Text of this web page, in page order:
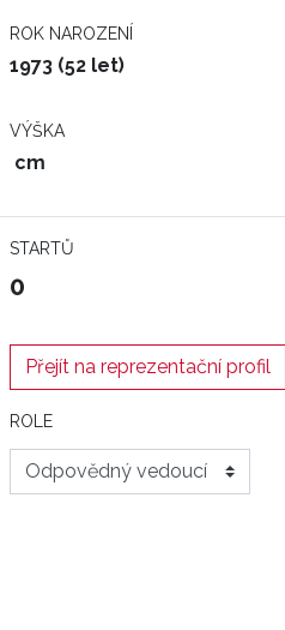
ROK NAROZENÍ
1973 (52 let)
VÝŠKA
cm
STARTŮ
0
Přejít na reprezentační profil
ROLE